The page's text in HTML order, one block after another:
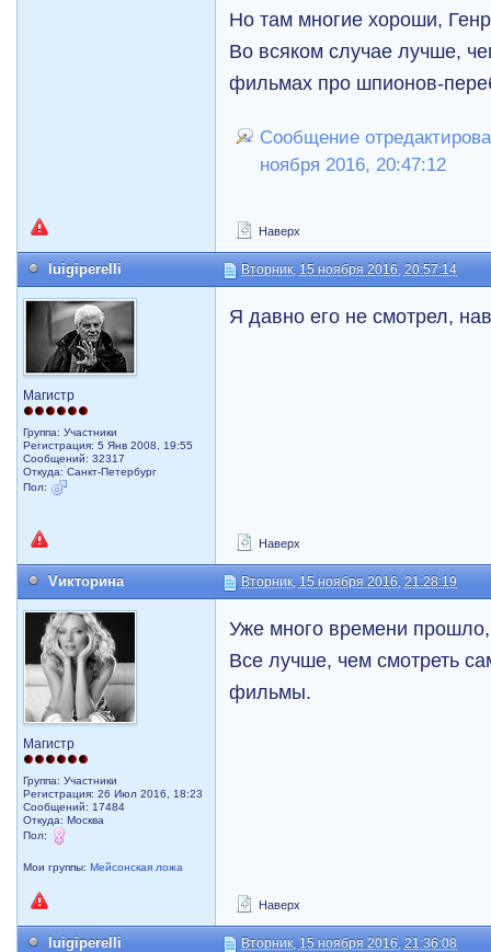
Но там многие хороши,
Во всяком случае лучше,
фильмах про шпионов-
Сообщение
ноября 2016, 20:47:12
Наверх
luigiperelli Вторник, 15 ноября 2016, 20:57:14
Магистр
Группа: Участники
Регистрация: 5 Янв 2008, 19:55
Сообщений: 32317
Откуда: Санкт-Петербург
Пол:
Я давно его не смотрел,
Наверх
Vикторина Вторник, 15 ноября 2016, 21:28:19
Магистр
Группа: Участники
Регистрация: 26 Июл 2016, 18:23
Сообщений: 17484
Откуда: Москва
Пол:
Мои группы:Мейсонская ложа
Уже много времени
Все лучше, чем смотреть
фильмы.
Наверх
luigiperelli Вторник, 15 ноября 2016, 21:36:08